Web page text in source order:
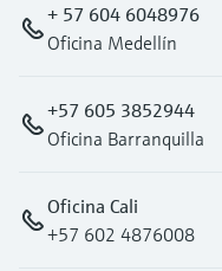
+ 57 604 6048976
Oficina Medellín
+57 605 3852944
Oficina Barranquilla
Oficina Cali
+57 602 4876008